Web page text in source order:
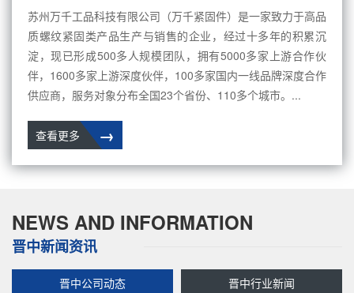
苏州万千工品科技有限公司（万千紧固件）是一家致力于高品
质螺纹紧固类产品生产与销售的企业，经过十多年的积累沉
淀，现已形成500多人规模团队，拥有5000多家上游合作伙
伴，1600多家上游深度伙伴，100多家国内一线品牌深度合作
供应商，服务对象分布全国23个省份、110多个城市。...
→
查看更多
NEWS AND INFORMATION
晋中新闻资讯
晋中公司动态 晋中行业新闻